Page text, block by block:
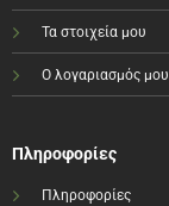
Τα στοιχεία μου
Ο λογαριασμός μου
Πληροφορίες
Πληροφορίες